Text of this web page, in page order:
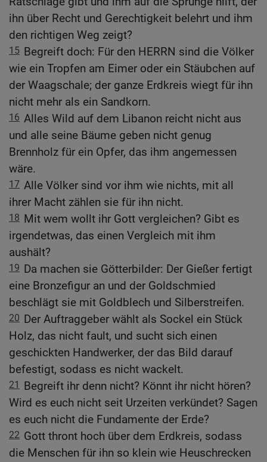
ihn über Recht und Gerechtigkeit belehrt und ihm
den richtigen Weg zeigt?
15 Begreift doch: Für den HERRN sind die Völker
wie ein Tropfen am Eimer oder ein Stäubchen auf
der Waagschale; der ganze Erdkreis wiegt für ihn
nicht mehr als ein Sandkorn.
16 Alles Wild auf dem Libanon reicht nicht aus
und alle seine Bäume geben nicht genug
Brennholz für ein Opfer, das ihm angemessen
wäre.
17 Alle Völker sind vor ihm wie nichts, mit all
ihrer Macht zählen sie für ihn nicht.
18 Mit wem wollt ihr Gott vergleichen? Gibt es
irgendetwas, das einen Vergleich mit ihm
aushält?
19 Da machen sie Götterbilder: Der Gießer fertigt
eine Bronzefigur an und der Goldschmied
beschlägt sie mit Goldblech und Silberstreifen.
20 Der Auftraggeber wählt als Sockel ein Stück
Holz, das nicht fault, und sucht sich einen
geschickten Handwerker, der das Bild darauf
befestigt, sodass es nicht wackelt.
21 Begreift ihr denn nicht? Könnt ihr nicht hören?
Wird es euch nicht seit Urzeiten verkündet? Sagen
es euch nicht die Fundamente der Erde?
22 Gott thront hoch über dem Erdkreis, sodass
die Menschen für ihn so klein wie Heuschrecken